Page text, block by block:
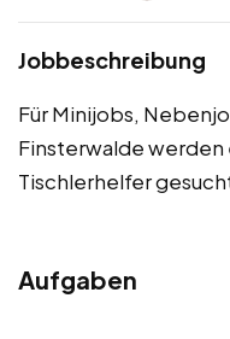
Jobbeschreibung
Für Minijobs,
Finsterwalde werden
Tischlerhelfer
Aufgaben